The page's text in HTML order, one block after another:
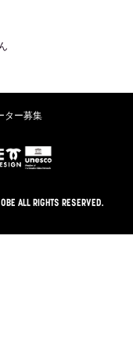
ター募集
ALL RIGHTS RESERVED.